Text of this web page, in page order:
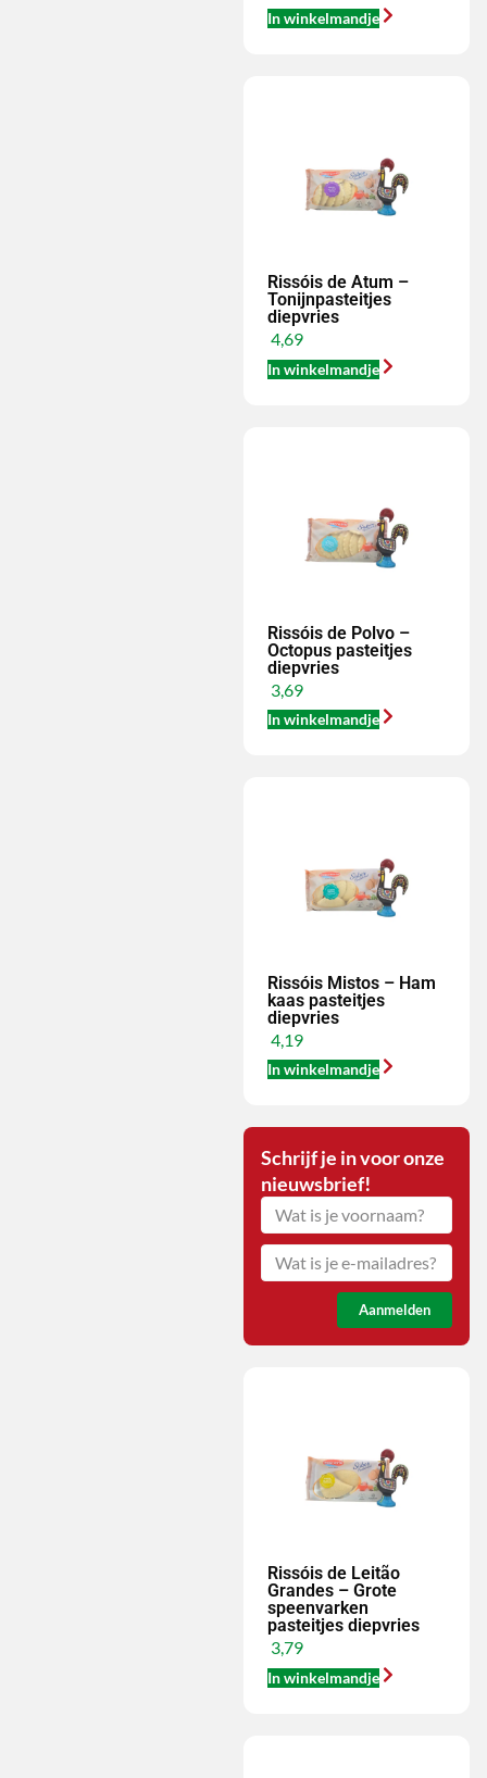
In winkelmandje
Rissóis de Atum –
Tonijnpasteitjes
diepvries
4,69
In winkelmandje
Rissóis de Polvo –
Octopus pasteitjes
diepvries
3,69
In winkelmandje
Rissóis Mistos – Ham
kaas pasteitjes
diepvries
4,19
In winkelmandje
Schrijf je in voor onze
nieuwsbrief!
Aanmelden
Rissóis de Leitão
Grandes – Grote
speenvarken
pasteitjes diepvries
3,79
In winkelmandje